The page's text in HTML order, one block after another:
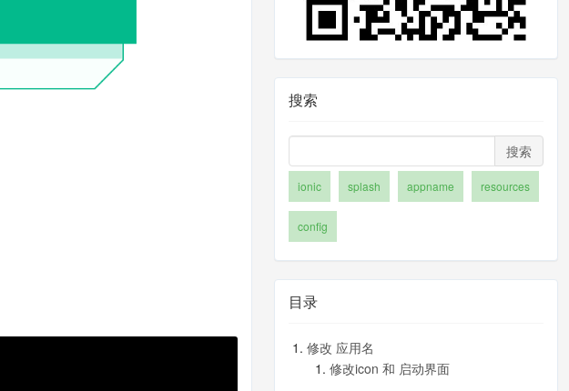
搜索
搜索
ionic splash appname resources
config
目录
修改 应用名
修改icon 和 启动界面